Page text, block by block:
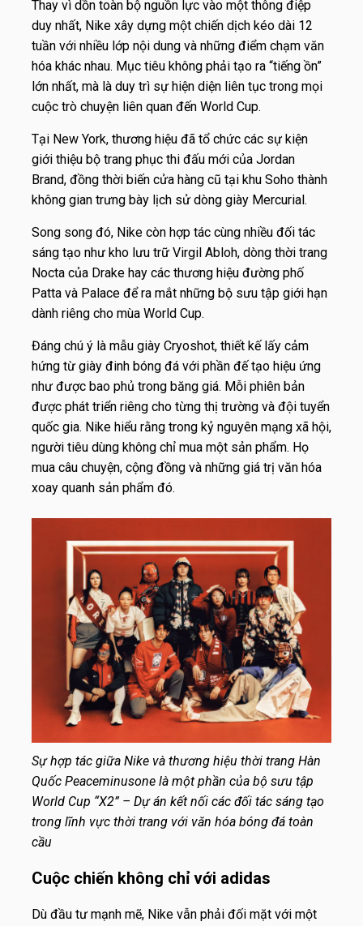
Thay vì dồn toàn bộ nguồn lực vào một thông điệp
duy nhất, Nike xây dựng một chiến dịch kéo dài 12
tuần với nhiều lớp nội dung và những điểm chạm văn
hóa khác nhau. Mục tiêu không phải tạo ra “tiếng ồn”
lớn nhất, mà là duy trì sự hiện diện liên tục trong mọi
cuộc trò chuyện liên quan đến World Cup.
Tại New York, thương hiệu đã tổ chức các sự kiện
giới thiệu bộ trang phục thi đấu mới của Jordan
Brand, đồng thời biến cửa hàng cũ tại khu Soho thành
không gian trưng bày lịch sử dòng giày Mercurial.
Song song đó, Nike còn hợp tác cùng nhiều đối tác
sáng tạo như kho lưu trữ Virgil Abloh, dòng thời trang
Nocta của Drake hay các thương hiệu đường phố
Patta và Palace để ra mắt những bộ sưu tập giới hạn
dành riêng cho mùa World Cup.
Đáng chú ý là mẫu giày Cryoshot, thiết kế lấy cảm
hứng từ giày đinh bóng đá với phần đế tạo hiệu ứng
như được bao phủ trong băng giá. Mỗi phiên bản
được phát triển riêng cho từng thị trường và đội tuyển
quốc gia. Nike hiểu rằng trong kỷ nguyên mạng xã hội,
người tiêu dùng không chỉ mua một sản phẩm. Họ
mua câu chuyện, cộng đồng và những giá trị văn hóa
xoay quanh sản phẩm đó.
Sự hợp tác giữa Nike và thương hiệu thời trang Hàn
Quốc Peaceminusone là một phần của bộ sưu tập
World Cup “X2” – Dự án kết nối các đối tác sáng tạo
trong lĩnh vực thời trang với văn hóa bóng đá toàn
cầu
Cuộc chiến không chỉ với adidas
Dù đầu tư mạnh mẽ, Nike vẫn phải đối mặt với một